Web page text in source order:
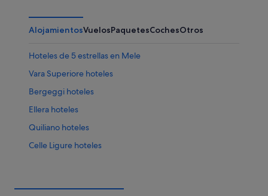
AlojamientosVuelosPaquetesCochesOtros
Hoteles de 5 estrellas en Mele
Vara Superiore hoteles
Bergeggi hoteles
Ellera hoteles
Quiliano hoteles
Celle Ligure hoteles